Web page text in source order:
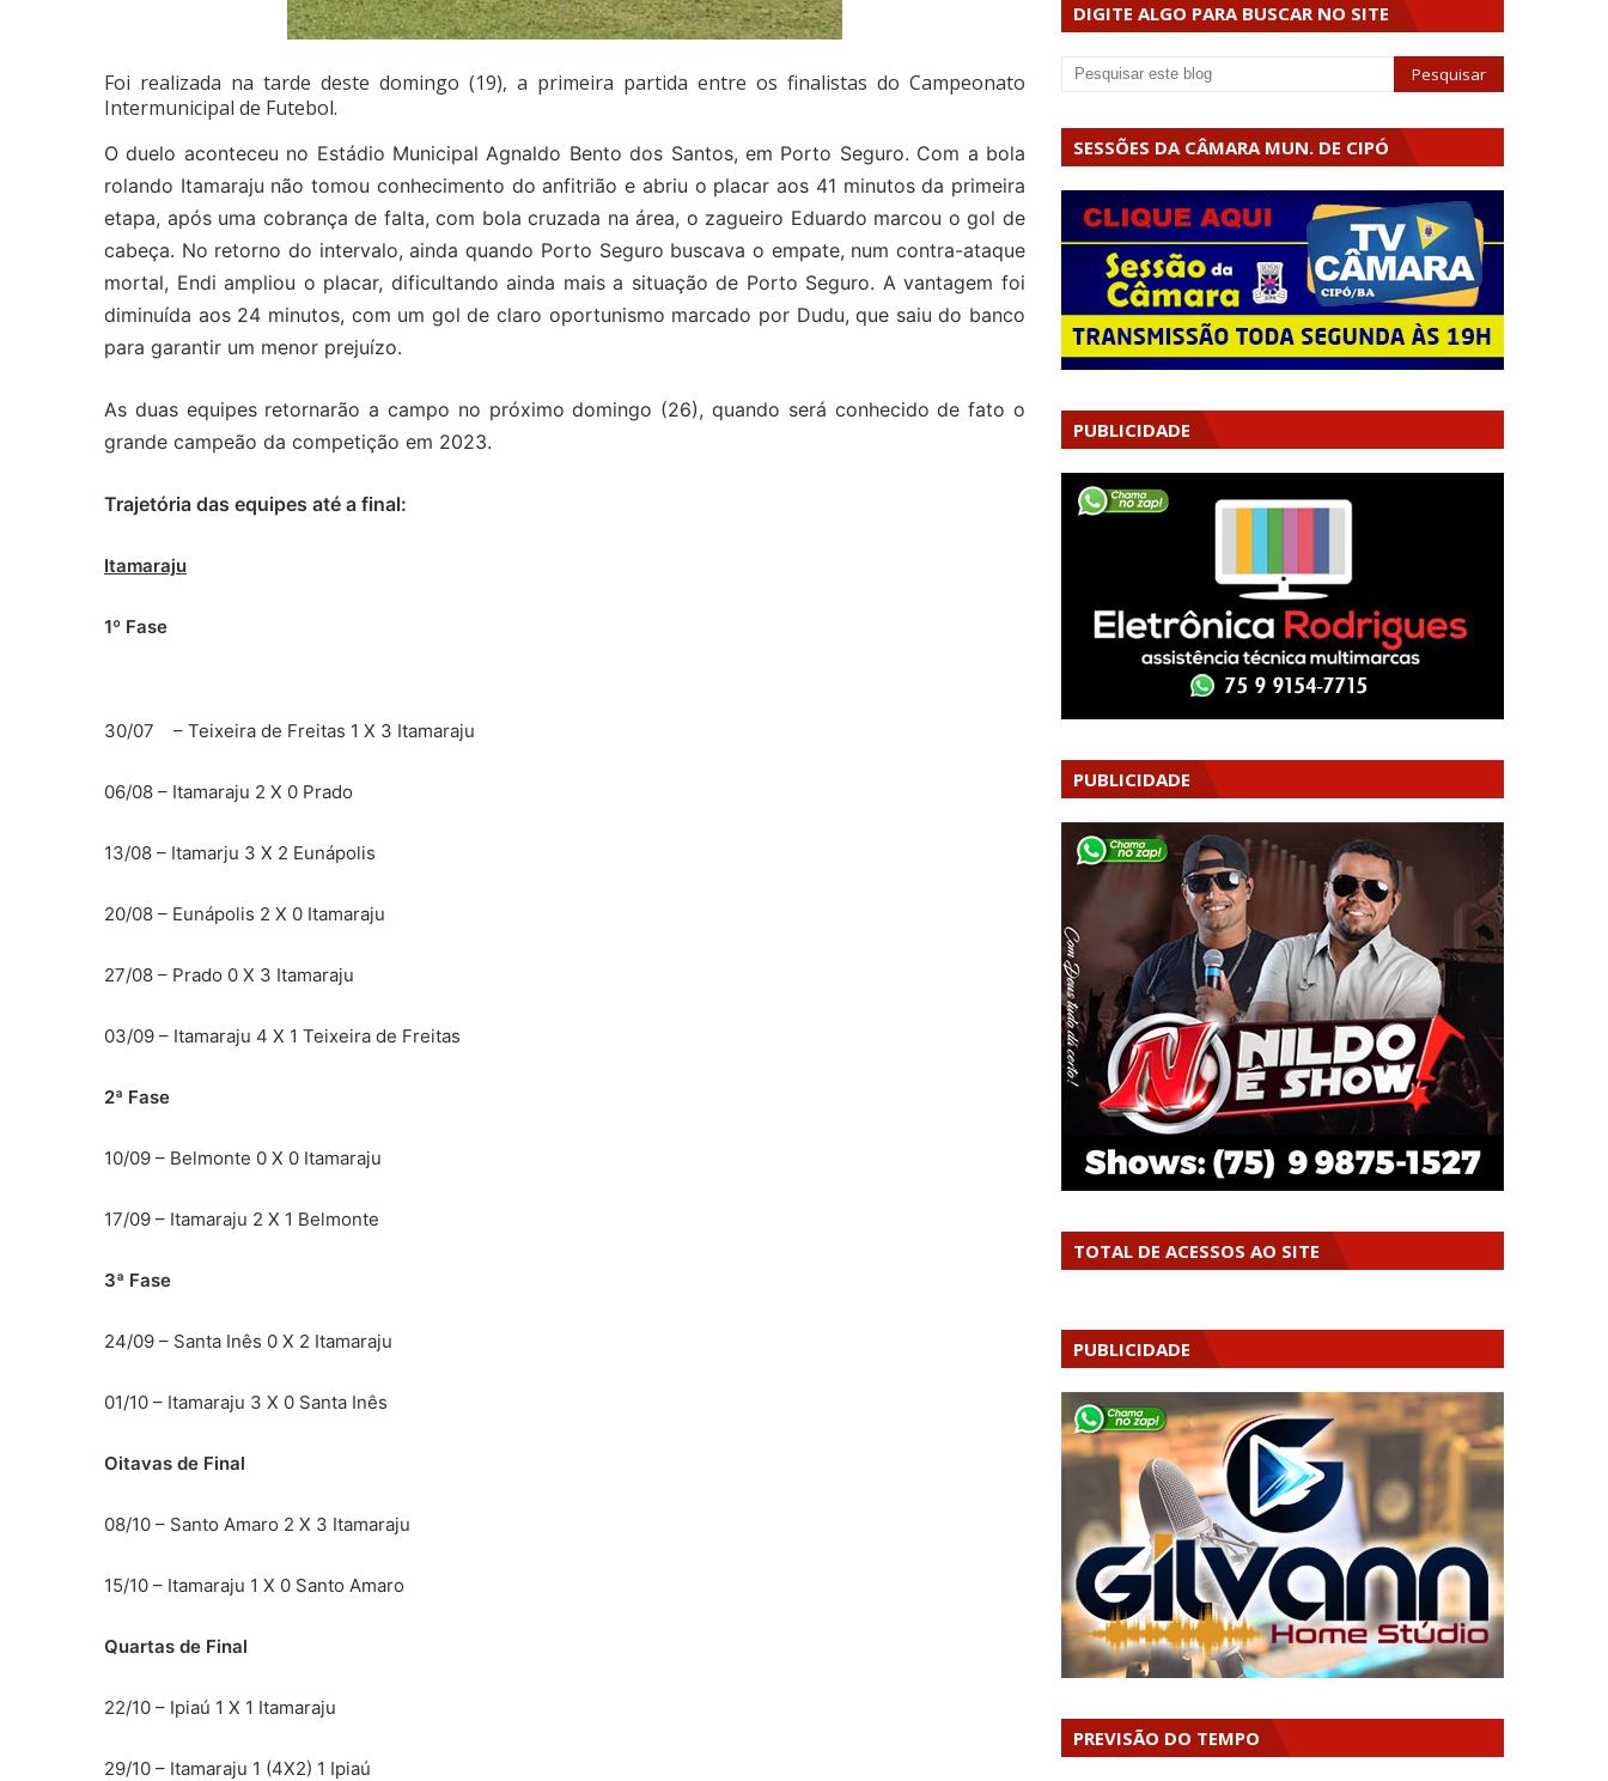
Foi realizada na tarde deste domingo (19), a primeira partida entre os finalistas do Campeonato
Intermunicipal de Futebol.
O duelo aconteceu no Estádio Municipal Agnaldo Bento dos Santos, em Porto Seguro. Com a bola
rolando Itamaraju não tomou conhecimento do anfitrião e abriu o placar aos 41 minutos da primeira
etapa, após uma cobrança de falta, com bola cruzada na área, o zagueiro Eduardo marcou o gol de
cabeça. No retorno do intervalo, ainda quando Porto Seguro buscava o empate, num contra-ataque
mortal, Endi ampliou o placar, dificultando ainda mais a situação de Porto Seguro. A vantagem foi
diminuída aos 24 minutos, com um gol de claro oportunismo marcado por Dudu, que saiu do banco
para garantir um menor prejuízo.
As duas equipes retornarão a campo no próximo domingo (26), quando será conhecido de fato o
grande campeão da competição em 2023.
Trajetória das equipes até a final:
Itamaraju
1º Fase
30/07 – Teixeira de Freitas 1 X 3 Itamaraju
06/08 – Itamaraju 2 X 0 Prado
13/08 – Itamarju 3 X 2 Eunápolis
20/08 – Eunápolis 2 X 0 Itamaraju
27/08 – Prado 0 X 3 Itamaraju
03/09 – Itamaraju 4 X 1 Teixeira de Freitas
2ª Fase
10/09 – Belmonte 0 X 0 Itamaraju
17/09 – Itamaraju 2 X 1 Belmonte
3ª Fase
24/09 – Santa Inês 0 X 2 Itamaraju
01/10 – Itamaraju 3 X 0 Santa Inês
Oitavas de Final
08/10 – Santo Amaro 2 X 3 Itamaraju
15/10 – Itamaraju 1 X 0 Santo Amaro
Quartas de Final
22/10 – Ipiaú 1 X 1 Itamaraju
29/10 – Itamaraju 1 (4X2) 1 Ipiaú
DIGITE ALGO PARA BUSCAR NO SITE
SESSÕES DA CÂMARA MUN. DE CIPÓ
PUBLICIDADE
PUBLICIDADE
TOTAL DE ACESSOS AO SITE
PUBLICIDADE
PREVISÃO DO TEMPO